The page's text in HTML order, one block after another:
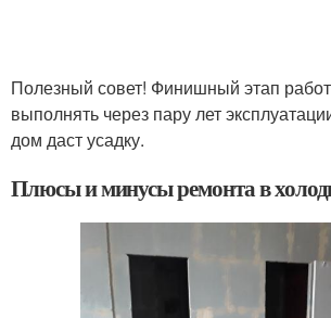
Полезный совет! Финишный этап
выполнять через пару лет
дом даст усадку.
Плюсы и минусы ремонта в